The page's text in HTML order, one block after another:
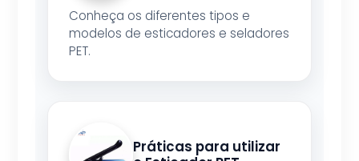
Conheça os diferentes tipos e
modelos de esticadores e seladores
PET.
Práticas para utilizar